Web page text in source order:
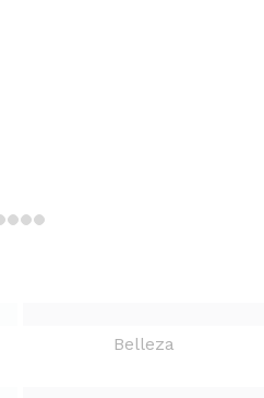
Belleza